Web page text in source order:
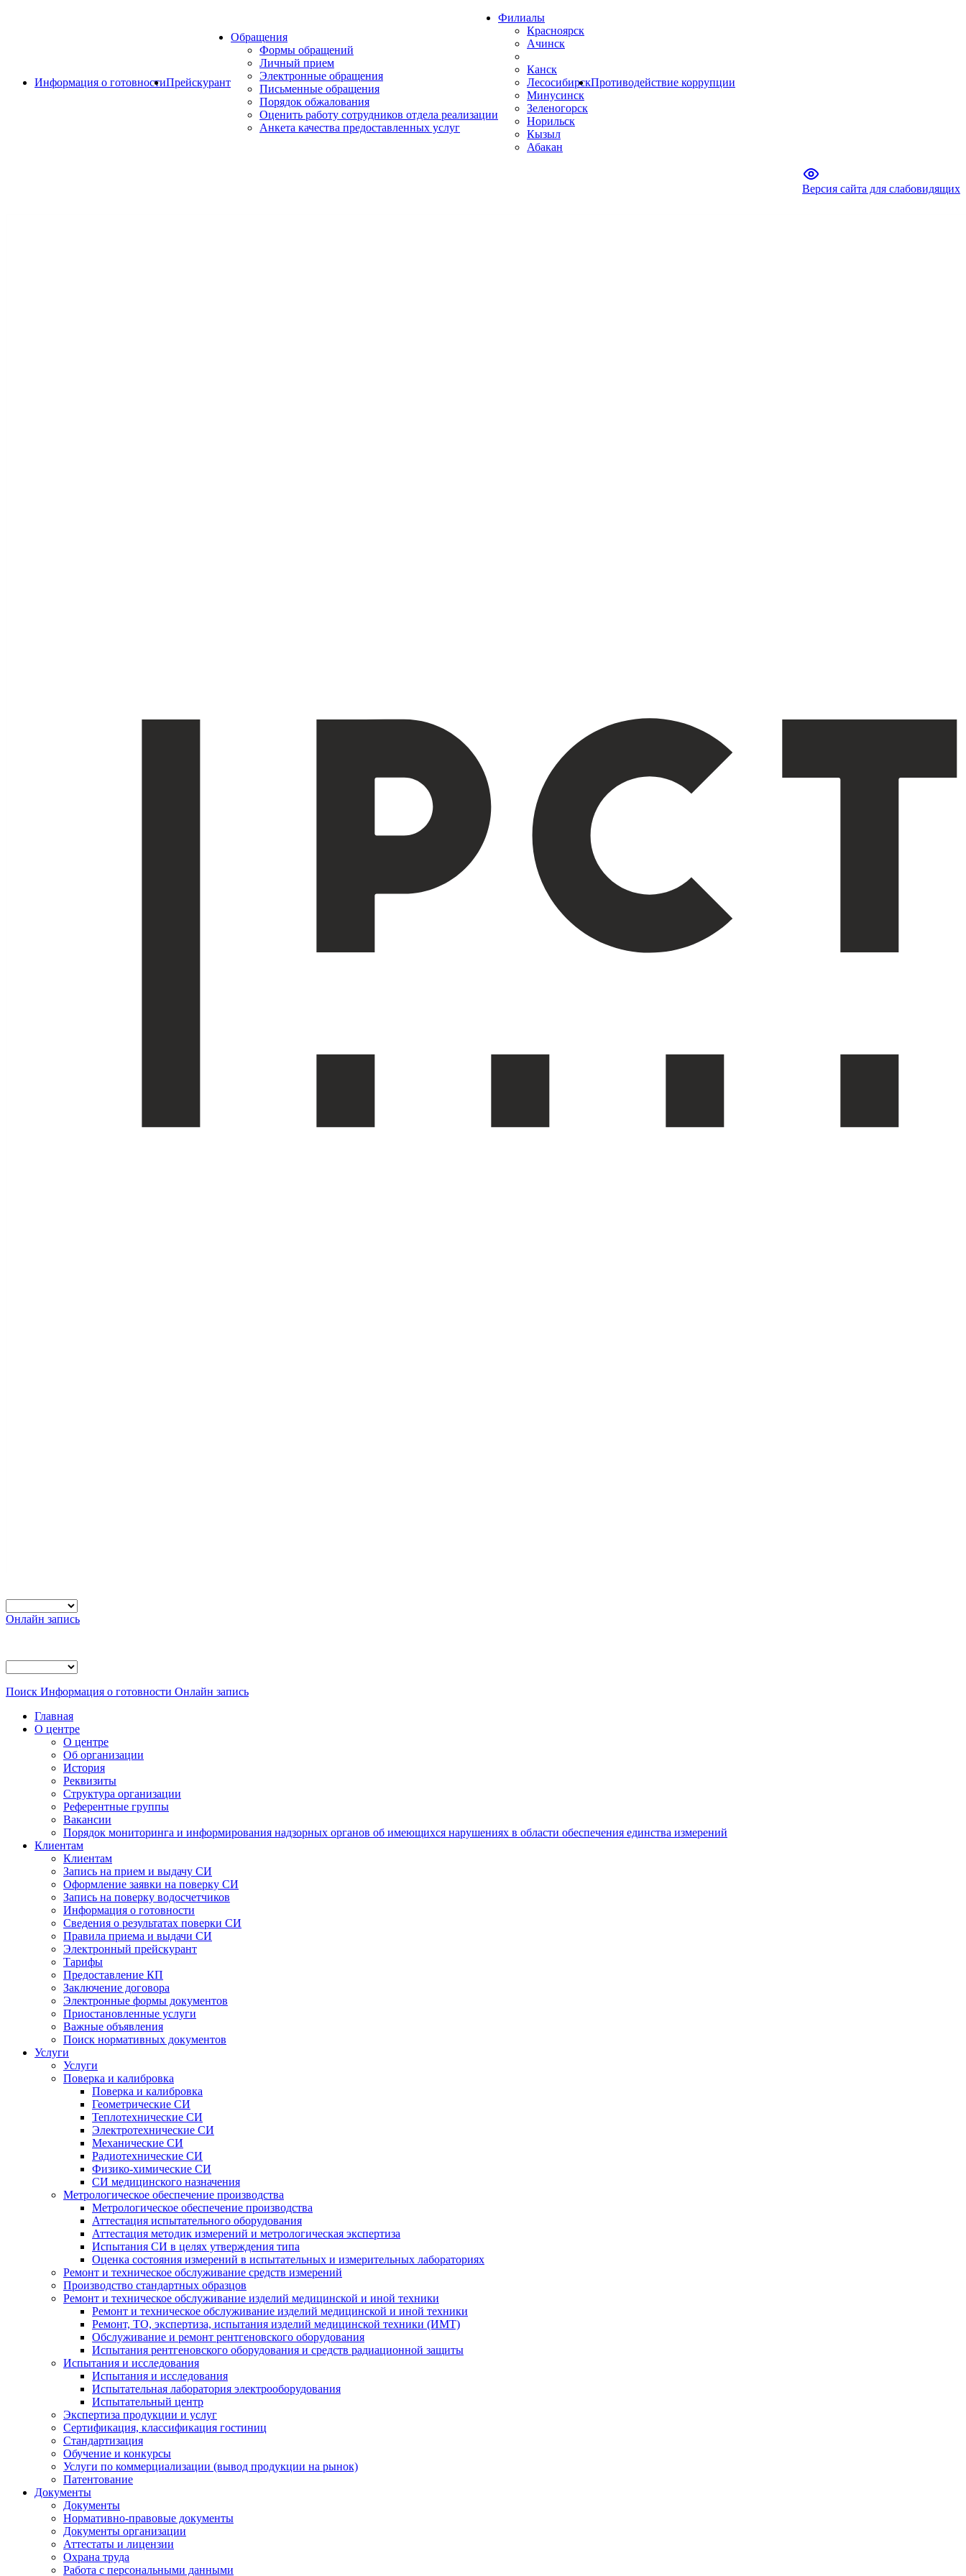
Информация о готовностиПрейскурант
Обращения
Формы обращений
Личный прием
Электронные обращения
Письменные обращения
Порядок обжалования
Оценить работу сотрудников отдела реализации
Анкета качества предоставленных услуг
Филиалы
Красноярск
Ачинск
Канск
Лесосибирск
Минусинск
Зеленогорск
Норильск
Кызыл
Абакан
Противодействие коррупции
Версия сайта для слабовидящих
Онлайн запись
Поиск Информация о готовности Онлайн запись
Главная
О центре
О центре
Об организации
История
Реквизиты
Структура организации
Референтные группы
Вакансии
Порядок мониторинга и информирования надзорных органов об имеющихся нарушениях в области обеспечения единства измерений
Клиентам
Клиентам
Запись на прием и выдачу СИ
Оформление заявки на поверку СИ
Запись на поверку водосчетчиков
Информация о готовности
Сведения о результатах поверки СИ
Правила приема и выдачи СИ
Электронный прейскурант
Тарифы
Предоставление КП
Заключение договора
Электронные формы документов
Приостановленные услуги
Важные объявления
Поиск нормативных документов
Услуги
Услуги
Поверка и калибровка
Поверка и калибровка
Геометрические СИ
Теплотехнические СИ
Электротехнические СИ
Механические СИ
Радиотехнические СИ
Физико-химические СИ
СИ медицинского назначения
Метрологическое обеспечение производства
Метрологическое обеспечение производства
Аттестация испытательного оборудования
Аттестация методик измерений и метрологическая экспертиза
Испытания СИ в целях утверждения типа
Оценка состояния измерений в испытательных и измерительных лабораториях
Ремонт и техническое обслуживание средств измерений
Производство стандартных образцов
Ремонт и техническое обслуживание изделий медицинской и иной техники
Ремонт и техническое обслуживание изделий медицинской и иной техники
Ремонт, ТО, экспертиза, испытания изделий медицинской техники (ИМТ)
Обслуживание и ремонт рентгеновского оборудования
Испытания рентгеновского оборудования и средств радиационной защиты
Испытания и исследования
Испытания и исследования
Испытательная лаборатория электрооборудования
Испытательный центр
Экспертиза продукции и услуг
Сертификация, классификация гостиниц
Стандартизация
Обучение и конкурсы
Услуги по коммерциализации (вывод продукции на рынок)
Патентование
Документы
Документы
Нормативно-правовые документы
Документы организации
Аттестаты и лицензии
Охрана труда
Работа с персональными данными